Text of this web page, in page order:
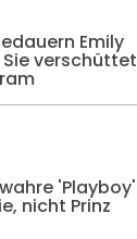
Emily
Sie verschüttet
'Playboy'
nicht Prinz